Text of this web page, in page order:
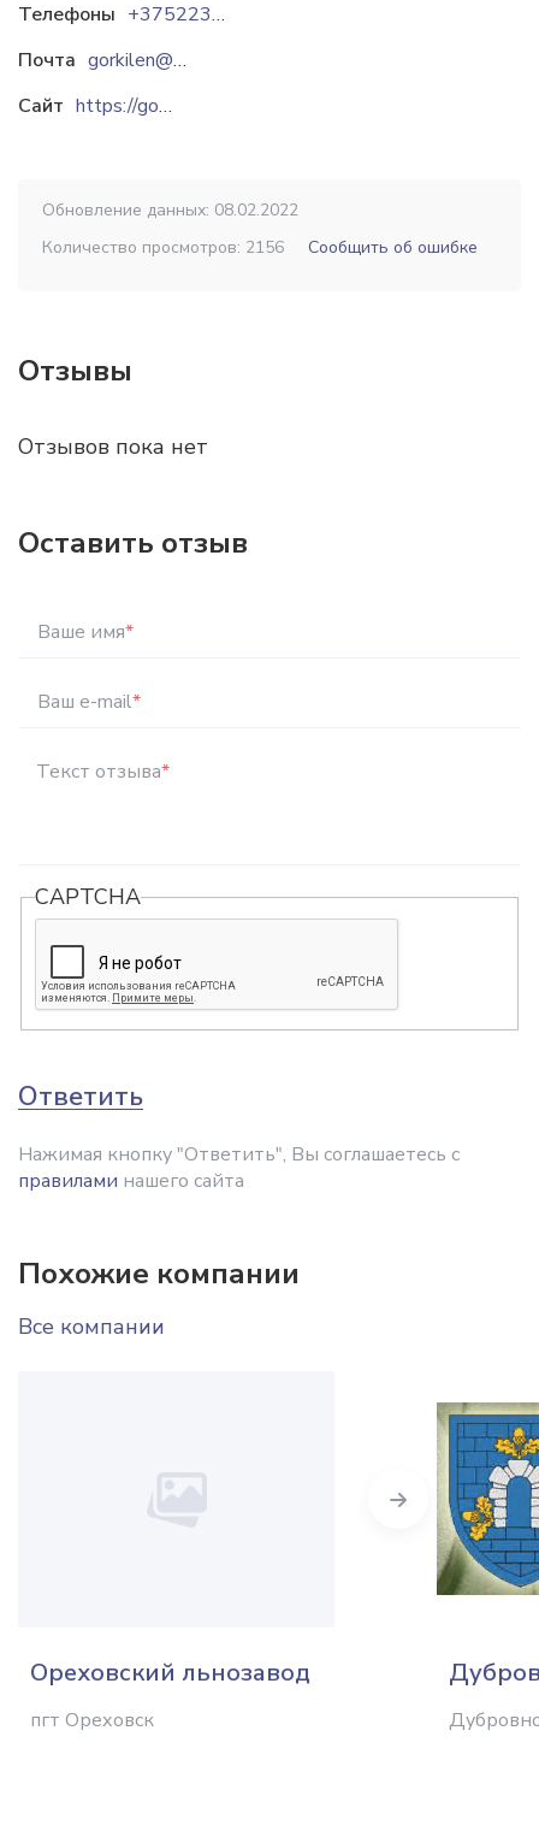
Телефоны
+375223344617
Почта
gorkilen@mail.ru
Сайт
https://gorkilen.by
Обновление данных: 08.02.2022
Количество просмотров: 2156
Сообщить об ошибке
Отзывы
Отзывов пока нет
Оставить отзыв
Ваше имя*
Ваш e-mail*
Текст отзыва*
CAPTCHA
Ответить
Нажимая кнопку "Ответить", Вы соглашаетесь с
правилами нашего сайта
Похожие компании
Все компании
Ореховский льнозавод
пгт Ореховск
Next